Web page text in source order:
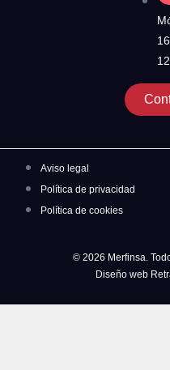
Aviso legal
Política de privacidad
Política de cookies
© 2026 Merfinsa.
Diseño web